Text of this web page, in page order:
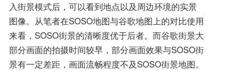
入街景模式后，可以看到地点以及周边环境的实景
图像。从笔者在SOSO地图与谷歌地图上的对比使用
来看，SOSO街景的清晰度优于后者。而谷歌街景大
部分画面的拍摄时间较早，部分画面效果与SOSO街
景有一定差距，画面流畅程度不及SOSO街景地图。